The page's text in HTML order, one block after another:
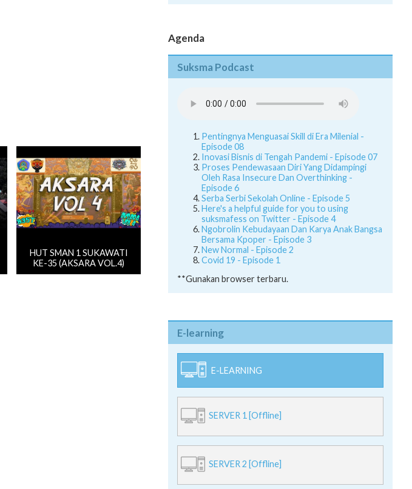
HUT SMAN 1 SUKAWATI
KE-35 (AKSARA VOL.4)
Agenda
Suksma Podcast
Pentingnya Menguasai Skill di Era Milenial -
Episode 08
Inovasi Bisnis di Tengah Pandemi - Episode 07
Proses Pendewasaan Diri Yang Didampingi
Oleh Rasa Insecure Dan Overthinking -
Episode 6
Serba Serbi Sekolah Online - Episode 5
Here's a helpful guide for you to using
suksmafess on Twitter - Episode 4
Ngobrolin Kebudayaan Dan Karya Anak Bangsa
Bersama Kpoper - Episode 3
New Normal - Episode 2
Covid 19 - Episode 1
**Gunakan browser terbaru.
E-learning
E-LEARNING
SERVER 1 [Offline]
SERVER 2 [Offline]